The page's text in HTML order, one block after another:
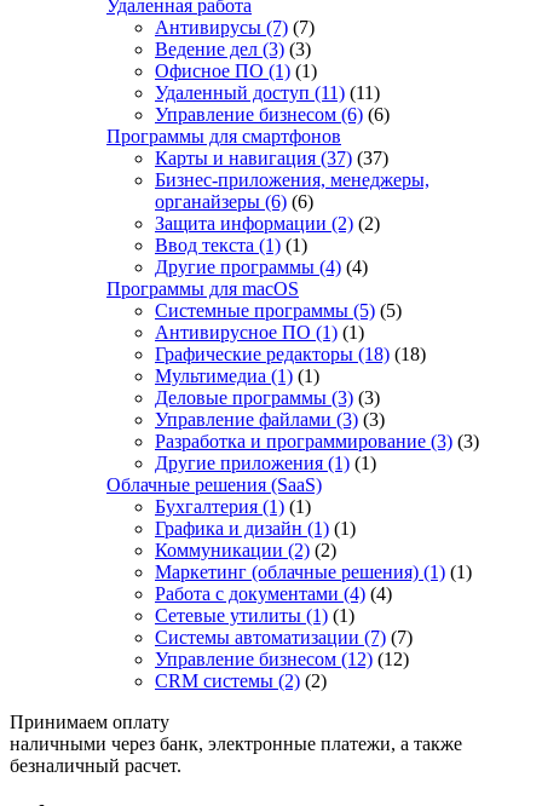
Удаленная работа
Антивирусы (7) (7)
Ведение дел (3) (3)
Офисное ПО (1) (1)
Удаленный доступ (11) (11)
Управление бизнесом (6) (6)
Программы для смартфонов
Карты и навигация (37) (37)
Бизнес-приложения, менеджеры,
органайзеры (6) (6)
Защита информации (2) (2)
Ввод текста (1) (1)
Другие программы (4) (4)
Программы для macOS
Системные программы (5) (5)
Антивирусное ПО (1) (1)
Графические редакторы (18) (18)
Мультимедиа (1) (1)
Деловые программы (3) (3)
Управление файлами (3) (3)
Разработка и программирование (3) (3)
Другие приложения (1) (1)
Облачные решения (SaaS)
Бухгалтерия (1) (1)
Графика и дизайн (1) (1)
Коммуникации (2) (2)
Маркетинг (облачные решения) (1) (1)
Работа с документами (4) (4)
Сетевые утилиты (1) (1)
Системы автоматизации (7) (7)
Управление бизнесом (12) (12)
CRM системы (2) (2)
Принимаем оплату
наличными через банк, электронные платежи, а также
безналичный расчет.